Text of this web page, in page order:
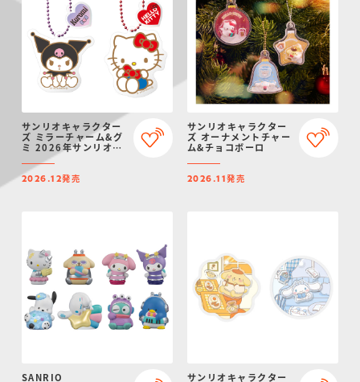
サンリオキャラクター
ズ ミラーチャーム&グ
ミ 2026年サンリオキ
ャラクター大賞ver.
2026.12発売
サンリオキャラクター
ズ オーナメントチャー
ム&チョコボーロ
2026.11発売
SANRIO
サンリオキャラクター